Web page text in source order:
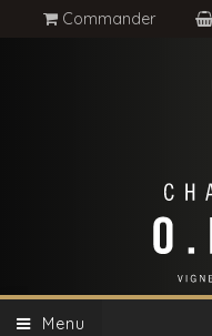
Commander
Menu